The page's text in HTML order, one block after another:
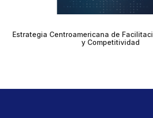
Estrategia Centroamericana de
y Competitividad